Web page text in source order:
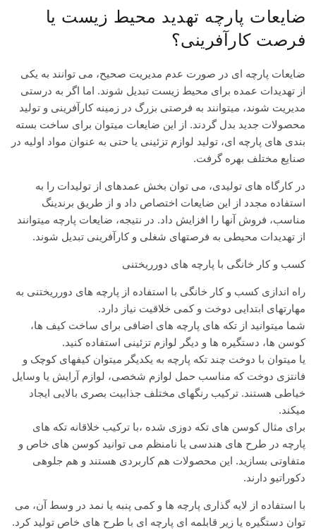
ضایعات پارچه تهدید محیط زیست یا
فرصت کارآفرینی؟
ضایعات پارچه ای در صورت عدم مدیریت صحیح، می توانند به یکی
از تهدیدات عمده برای محیط زیست تبدیل شوند. اما اگر به درستی
مدیریت شوند، میتوانند به فرصتی بزرگ در زمینه کارآفرینی و تولید
محصولات جدید بدل گردند. از این ضایعات میتوان برای ساخت بسته
بندی های پارچه ای، تولید لوازم تزئینی یا حتی به عنوان مواد اولیه در
صنایع مختلف بهره گرفت.
در کارگاه های تولیدی، می توان بخش عمدهای از تولیدات را به
استفاده مجدد از این ضایعات اختصاص داد و از طریق برندینگ
مناسب، فروش آنها را افزایش داد. در نتیجه، ضایعات پارچه میتوانند
از تهدیدات محیطی به فرصتهای شغلی و کارآفرینی تبدیل شوند.
کسب و کار خانگی با پارچه های دورریختنی
راه اندازی کسب و کار خانگی با استفاده از پارچه های دورریختنی به
مهارتهای ابتدایی دوخت و کمی خلاقیت نیاز دارد.
شما میتوانید از تکه های پارچه های اضافی برای ساخت کیف ها،
کوسن ها، دستگیره ها و دیگر لوازم تزئینی استفاده کنید.
یا میتوان با دوخت چند تکه پارچه به یکدیگر میتوان کیفهای کوچک و
فانتزی دوخت که مناسب حمل لوازم شخصی، لوازم آرایش یا وسایل
خیاطی هستند. ترکیب رنگهای مختلف جذابیت بصری بالایی ایجاد
میکند.
برای مثال کوسن های تکه دوزی شده ،با ترکیب خلاقانه تکه های
پارچه در طرح های هندسی یا نامنظم می توانید کوسن های خاص و
متفاوتی بسازید. این محصولات هم کاربردی هستند و هم جلوهی
دکوراتیو دارند.
با استفاده از لایه گذاری پارچه ها و کمی پنبه یا نمد در وسط آن، می
توان دستگیره یا زیر قابلمه ای پارچه ای با طرح های خاص تولید کرد.